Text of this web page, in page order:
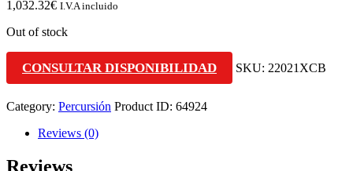
1,032.32€ I.V.A incluido
Out of stock
CONSULTAR DISPONIBILIDAD SKU: 22021XCB
Category: Percursión Product ID: 64924
Reviews (0)
Reviews